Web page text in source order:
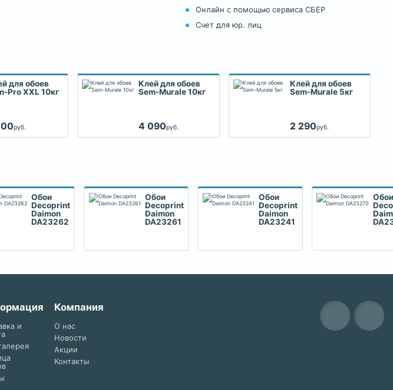
Онлайн с помощью сервиса СБЕР
Счет для юр. лиц
для обоев
Pro XXL 10кг
руб.
Клей для обоев
Sem-Murale 10кг
4 090руб.
Клей для обоев
Sem-Murale 5кг
2 290руб.
Обои
Decoprint
Daimon
DA23262
Обои
Decoprint
Daimon
DA23261
Обои
Decoprint
Daimon
DA23241
Обои
и
Компания
О нас
Новости
Акции
Контакты